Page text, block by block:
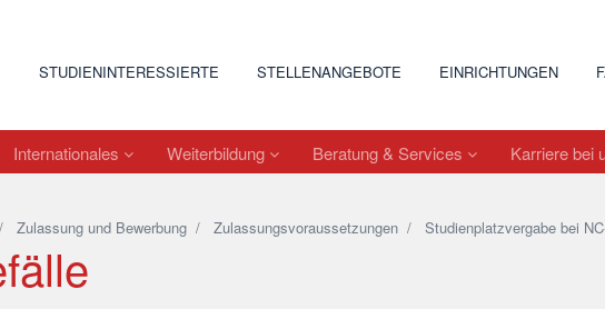
STUDIENINTERESSIERTE STELLENANGEBOTE EINRICHTUNGEN
Internationales Weiterbildung Beratung & Services Karriere bei
/ Zulassung und Bewerbung/ Zulassungsvoraussetzungen/ Studienplatzvergabe bei